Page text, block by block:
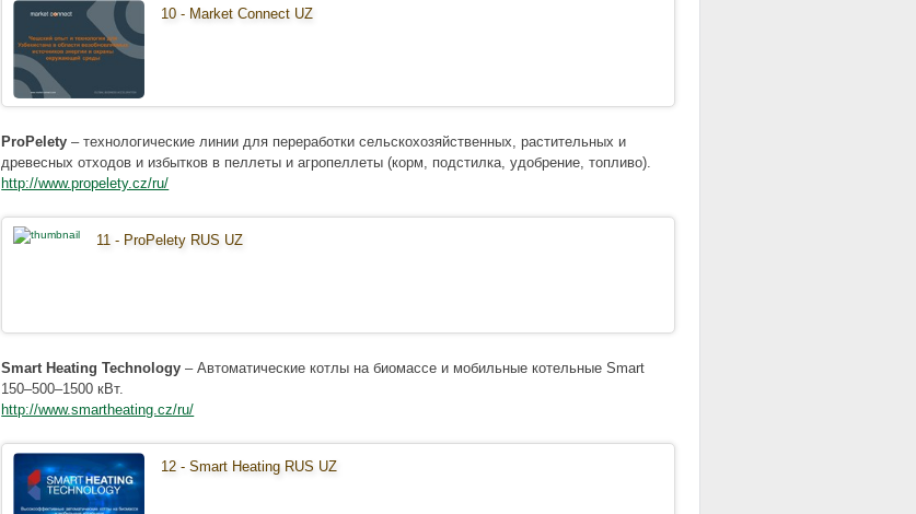
10 - Market Connect UZ
ProPelety – технологические линии для переработки сельскохозяйственных, растительных и
древесных отходов и избытков в пеллеты и агропеллеты (корм, подстилка, удобрение, топливо).
http://www.propelety.cz/ru/
11 - ProPelety RUS UZ
Smart Heating Technology – Автоматические котлы на биомассе и мобильные котельные Smart
150–500–1500 кВт.
http://www.smartheating.cz/ru/
12 - Smart Heating RUS UZ